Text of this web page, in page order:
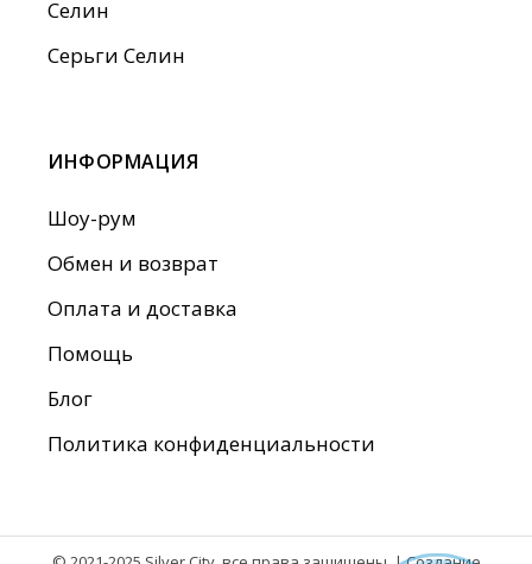
Селин
Серьги Селин
ИНФОРМАЦИЯ
Шоу-рум
Обмен и возврат
Оплата и доставка
Помощь
Блог
Политика конфиденциальности